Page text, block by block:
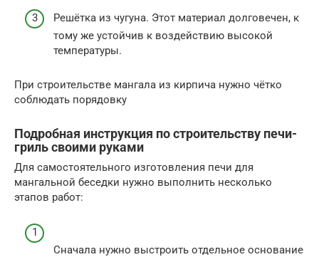
Решётка из чугуна. Этот материал долговечен, к
тому же устойчив к воздействию высокой
температуры.
При строительстве мангала из кирпича нужно чётко
соблюдать порядовку
Подробная инструкция по строительству печи-
гриль своими руками
Для самостоятельного изготовления печи для
мангальной беседки нужно выполнить несколько
этапов работ:
Сначала нужно выстроить отдельное основание